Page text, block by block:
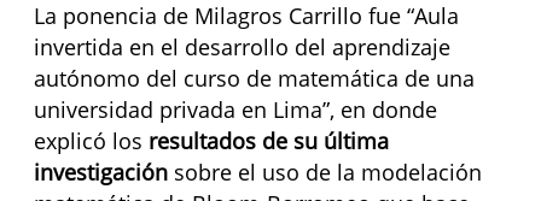
La ponencia de Milagros Carrillo fue “Aula
invertida en el desarrollo del aprendizaje
autónomo del curso de matemática de una
universidad privada en Lima”, en donde
explicó los resultados de su última
investigación sobre el uso de la modelación